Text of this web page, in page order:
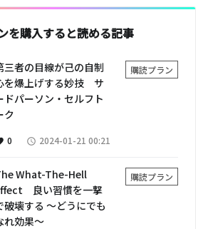
を購入すると読める記事
三者の目線が己の自制
を爆上げする妙技 サ
ドパーソン・セルフト
ク
購読プラン
0 access_time 2024-01-21 00:21
What-The-Hell
良い習慣を一撃
破壊する ～どうにでも
れ効果～
購読プラン